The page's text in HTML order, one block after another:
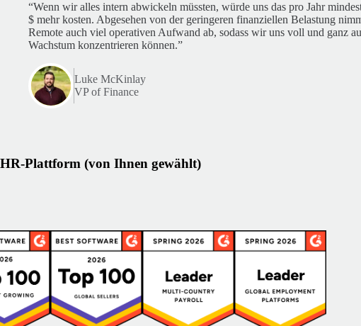
“Wenn wir alles intern abwickeln müssten, würde uns das pro Jahr
$ mehr kosten. Abgesehen von der geringeren finanziellen Belastung
Remote auch viel operativen Aufwand ab, sodass wir uns voll und ganz
Wachstum konzentrieren können.”
Luke McKinlay
VP of Finance
(von Ihnen gewählt)